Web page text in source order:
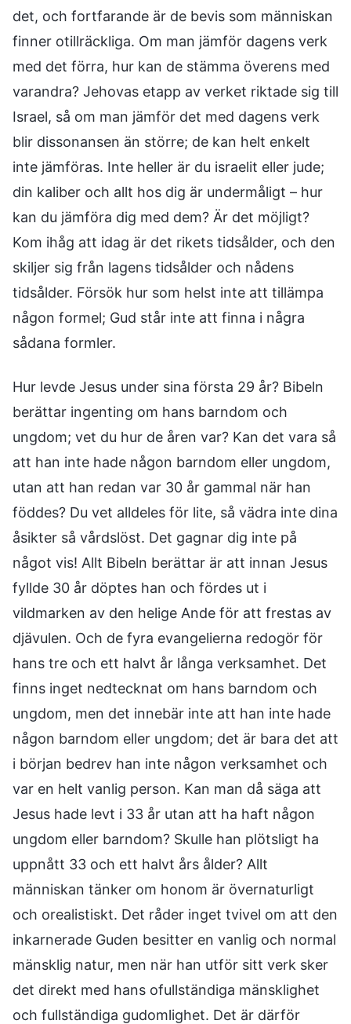
det, och fortfarande är de bevis som människan
finner otillräckliga. Om man jämför dagens verk
med det förra, hur kan de stämma överens med
varandra? Jehovas etapp av verket riktade sig till
Israel, så om man jämför det med dagens verk
blir dissonansen än större; de kan helt enkelt
inte jämföras. Inte heller är du israelit eller jude;
din kaliber och allt hos dig är undermåligt – hur
kan du jämföra dig med dem? Är det möjligt?
Kom ihåg att idag är det rikets tidsålder, och den
skiljer sig från lagens tidsålder och nådens
tidsålder. Försök hur som helst inte att tillämpa
någon formel; Gud står inte att finna i några
sådana formler.
Hur levde Jesus under sina första 29 år? Bibeln
berättar ingenting om hans barndom och
ungdom; vet du hur de åren var? Kan det vara så
att han inte hade någon barndom eller ungdom,
utan att han redan var 30 år gammal när han
föddes? Du vet alldeles för lite, så vädra inte dina
åsikter så vårdslöst. Det gagnar dig inte på
något vis! Allt Bibeln berättar är att innan Jesus
fyllde 30 år döptes han och fördes ut i
vildmarken av den helige Ande för att frestas av
djävulen. Och de fyra evangelierna redogör för
hans tre och ett halvt år långa verksamhet. Det
finns inget nedtecknat om hans barndom och
ungdom, men det innebär inte att han inte hade
någon barndom eller ungdom; det är bara det att
i början bedrev han inte någon verksamhet och
var en helt vanlig person. Kan man då säga att
Jesus hade levt i 33 år utan att ha haft någon
ungdom eller barndom? Skulle han plötsligt ha
uppnått 33 och ett halvt års ålder? Allt
människan tänker om honom är övernaturligt
och orealistiskt. Det råder inget tvivel om att den
inkarnerade Guden besitter en vanlig och normal
mänsklig natur, men när han utför sitt verk sker
det direkt med hans ofullständiga mänsklighet
och fullständiga gudomlighet. Det är därför